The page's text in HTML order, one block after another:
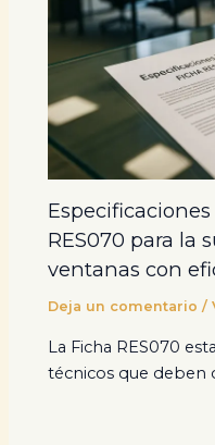
RES070 para la
ventanas con
Deja un comentario /
La Ficha RES070
técnicos que deben